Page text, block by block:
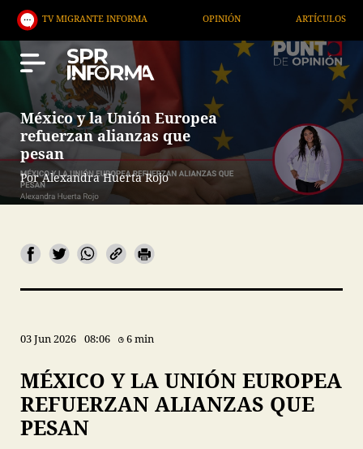
INFORMA OPINIÓN ARTÍCULOS ARTE
México y la Unión Europea
refuerzan alianzas que
pesan
Por Alexandra Huerta Rojo
03 Jun 2026 08:06 6 min
MÉXICO Y LA UNIÓN EUROPEA
REFUERZAN ALIANZAS QUE
PESAN